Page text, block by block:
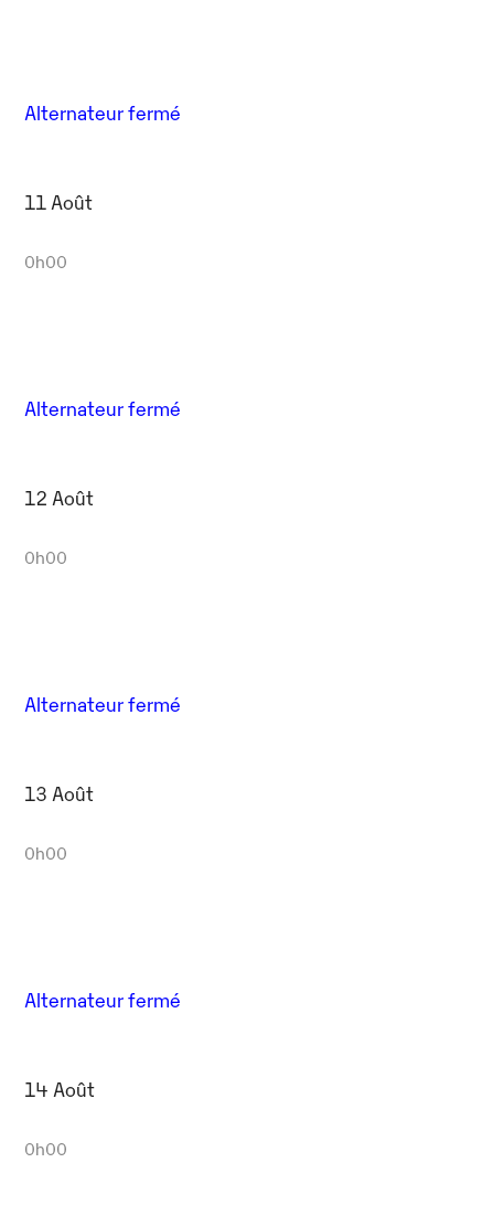
Alternateur fermé
11 Août
0h00
Alternateur fermé
12 Août
0h00
Alternateur fermé
13 Août
0h00
Alternateur fermé
14 Août
0h00